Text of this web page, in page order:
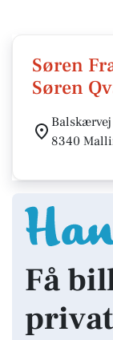
Søren
Søren
Balskærvej
8340
Få